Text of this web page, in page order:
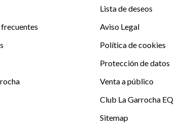
Lista de deseos
Aviso Legal
Política de cookies
Protección de datos
Venta a público
Club La Garrocha EQ
Sitemap